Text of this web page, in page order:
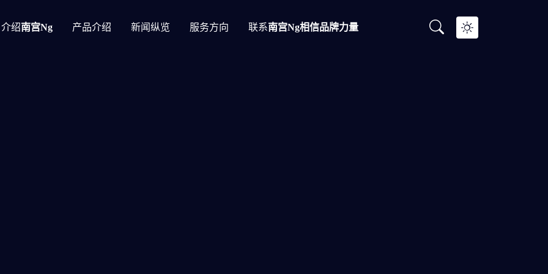
介绍南宫ng 产品介绍 新闻纵览 服务方向 联系南宫ng相信品牌力量